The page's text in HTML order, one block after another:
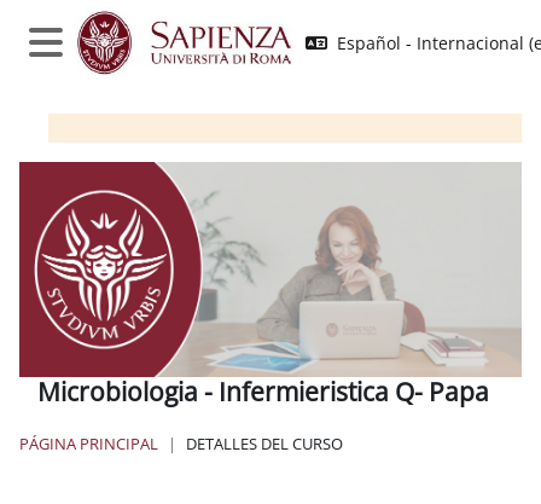
Salta al contenido principal
Panel lateral
Español - Internacional
Microbiologia - Infermieristica Q- Papa
PÁGINA PRINCIPAL DETALLES DEL CURSO